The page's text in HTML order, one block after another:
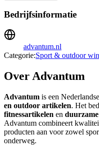
Bedrijfsinformatie
advantum.nl
Categorie:Sport & outdoor
Over Advantum
Advantum is een
en outdoor artikelen. Het
fitnessartikelen en
Advantum combineert
producten aan voor zowel
onderweg.